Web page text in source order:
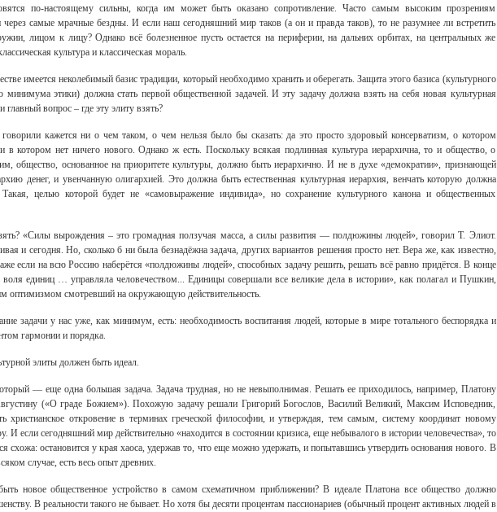
по-настоящему сильны, когда им может быть оказано сопротивление. Часто самым высоким прозрениям
через самые мрачные бездны. И если наш сегодняшний мир таков (а он и правда таков), то не разумнее ли встретить
лицом к лицу? Однако всё болезненное пусть остается на периферии, на дальних орбитах, на центральных же
культура и классическая мораль.
имеется неколебимый базис традиции, который необходимо хранить и оберегать. Защита этого базиса (культурного
минимума этики) должна стать первой общественной задачей. И эту задачу должна взять на себя новая культурная
главный вопрос – где эту элиту взять?
кажется ни о чем таком, о чем нельзя было бы сказать: да это просто здоровый консерватизм, о котором
в котором нет ничего нового. Однако ж есть. Поскольку всякая подлинная культура иерархична, то и общество, о
общество, основанное на приоритете культуры, должно быть иерархично. И не в духе «демократии», признающей
денег, и увенчанную олигархией. Это должна быть естественная культурная иерархия, венчать которую должна
Такая, целью которой будет не «самовыражение индивида», но сохранение культурного канона и общественных
«Силы вырождения – это громадная ползучая масса, а силы развития — полдюжины людей», говорил Т. Элиот.
и сегодня. Но, сколько б ни была безнадёжна задача, других вариантов решения просто нет. Вера же, как известно,
если на всю Россию наберётся «полдюжины людей», способных задачу решить, решать всё равно придётся. В конце
воля единиц … управляла человечеством... Единицы совершали все великие дела в истории», как полагал и Пушкин,
оптимизмом смотревший на окружающую действительность.
задачи у нас уже, как минимум, есть: необходимость воспитания людей, которые в мире тотального беспорядка и
гармонии и порядка.
элиты должен быть идеал.
— еще одна большая задача. Задача трудная, но не невыполнимая. Решать ее приходилось, например, Платону
(«О граде Божием»). Похожую задачу решали Григорий Богослов, Василий Великий, Максим Исповедник,
христианское откровение в терминах греческой философии, и утверждая, тем самым, систему координат новому
И если сегодняшний мир действительно «находится в состоянии кризиса, еще небывалого в истории человечества», то
схожа: остановится у края хаоса, удержав то, что еще можно удержать, и попытавшись утвердить основания нового. В
случае, есть весь опыт древних.
новое общественное устройство в самом схематичном приближении? В идеале Платона все общество должно
В реальности такого не бывает. Но хотя бы десяти процентам пассионариев (обычный процент активных людей в